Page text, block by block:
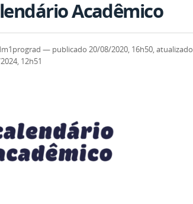
Acadêmico
— publicado 20/08/2020, 16h50, atualizado
12h51